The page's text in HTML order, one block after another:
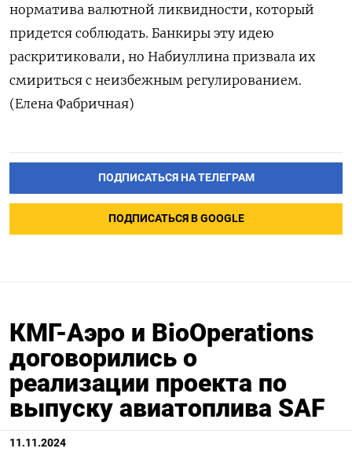
норматива валютной ликвидности, который
придется соблюдать. Банкиры эту идею
раскритиковали, но Набиуллина призвала их
смириться с неизбежным регулированием.
(Елена Фабричная)
ПОДПИСАТЬСЯ НА ТЕЛЕГРАМ
ПОДПИСАТЬСЯ В GOOGLE
КМГ-Аэро и BioOperations
договорились о
реализации проекта по
выпуску авиатоплива SAF
11.11.2024